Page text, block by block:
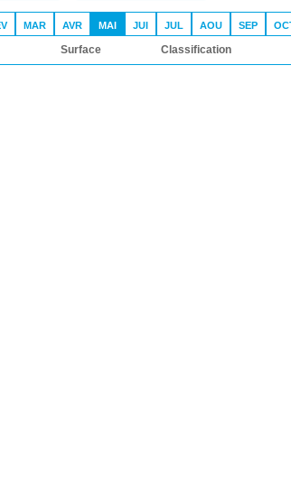
MAR AVR MAI JUI JUL AOU SEP
Surface Classification